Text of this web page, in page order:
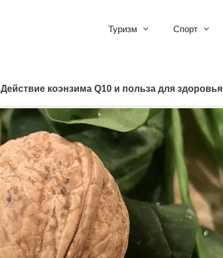
Туризм Спорт
Действие коэнзима Q10 и польза для здоровья